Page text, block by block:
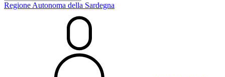
Regione Autonoma della Sardegna